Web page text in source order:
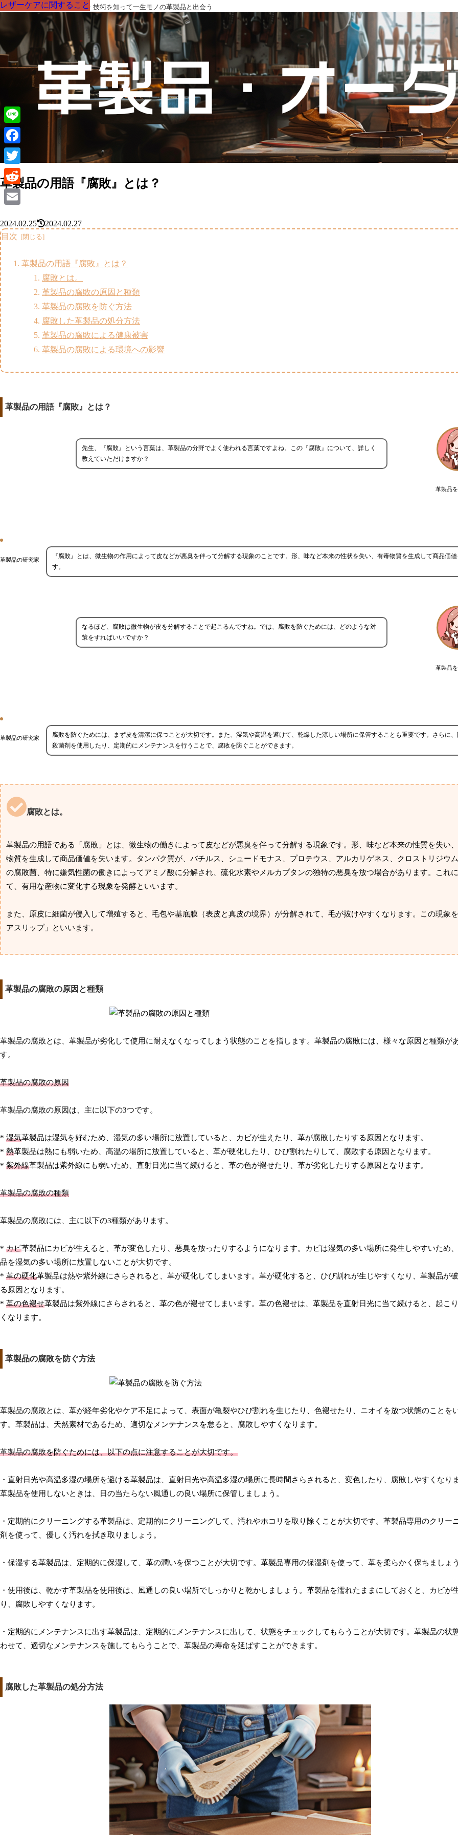
革製品の部品の呼び名・素材・技術を知って一生モノの革製品と出会う
革製品の用語『腐敗』とは？
レザーケアに関すること
2024.02.25
2024.02.27
目次
革製品の用語『腐敗』とは？
腐敗とは。
革製品の腐敗の原因と種類
革製品の腐敗を防ぐ方法
腐敗した革製品の処分方法
革製品の腐敗による健康被害
革製品の腐敗による環境への影響
革製品の用語『腐敗』とは？
革製品
先生、『腐敗』という言葉は、革製品の分野でよく使われる言葉ですよね。この『腐敗』について、詳しく
教えていただけますか？
革製品の研究家
『腐敗』とは、微生物の作用によって皮などが悪臭を伴って分解する現象のことです。形、味など本来の性状を失い、有毒物質を生成して商品価
す。
革製品
なるほど、腐敗は微生物が皮を分解することで起こるんですね。では、腐敗を防ぐためには、どのような対
策をすればいいですか？
革製品の研究家
腐敗を防ぐためには、まず皮を清潔に保つことが大切です。また、湿気や高温を避けて、乾燥した涼しい場所に保管することも重要です。さらに
殺菌剤を使用したり、定期的にメンテナンスを行うことで、腐敗を防ぐことができます。
腐敗とは。
革製品の用語である「腐敗」とは、微生物の働きによって皮などが悪臭を伴って分解する現象です。形、味など本来の性質を失い
物質を生成して商品価値を失います。タンパク質が、バチルス、シュードモナス、プロテウス、アルカリゲネス、クロストリジウ
の腐敗菌、特に嫌気性菌の働きによってアミノ酸に分解され、硫化水素やメルカプタンの独特の悪臭を放つ場合があります。これ
て、有用な産物に変化する現象を発酵といいます。
また、原皮に細菌が侵入して増殖すると、毛包や基底膜（表皮と真皮の境界）が分解されて、毛が抜けやすくなります。この現象
アスリップ」といいます。
革製品の腐敗の原因と種類
革製品の腐敗とは、革製品が劣化して使用に耐えなくなってしまう状態のことを指します。革製品の腐敗には、様々な原因と種類が
す。
革製品の腐敗の原因
革製品の腐敗の原因は、主に以下の3つです。
* 湿気革製品は湿気を好むため、湿気の多い場所に放置していると、カビが生えたり、革が腐敗したりする原因となります。
* 熱革製品は熱にも弱いため、高温の場所に放置していると、革が硬化したり、ひび割れたりして、腐敗する原因となります。
* 紫外線革製品は紫外線にも弱いため、直射日光に当て続けると、革の色が褪せたり、革が劣化したりする原因となります。
革製品の腐敗の種類
革製品の腐敗には、主に以下の3種類があります。
* カビ革製品にカビが生えると、革が変色したり、悪臭を放ったりするようになります。カビは湿気の多い場所に発生しやすいため
品を湿気の多い場所に放置しないことが大切です。
* 革の硬化革製品は熱や紫外線にさらされると、革が硬化してしまいます。革が硬化すると、ひび割れが生じやすくなり、革製品が
る原因となります。
* 革の色褪せ革製品は紫外線にさらされると、革の色が褪せてしまいます。革の色褪せは、革製品を直射日光に当て続けると、起こ
くなります。
革製品の腐敗を防ぐ方法
革製品の腐敗とは、革が経年劣化やケア不足によって、表面が亀裂やひび割れを生じたり、色褪せたり、ニオイを放つ状態のことを
す。革製品は、天然素材であるため、適切なメンテナンスを怠ると、腐敗しやすくなります。
革製品の腐敗を防ぐためには、以下の点に注意することが大切です。
・直射日光や高温多湿の場所を避ける革製品は、直射日光や高温多湿の場所に長時間さらされると、変色したり、腐敗しやすくなり
革製品を使用しないときは、日の当たらない風通しの良い場所に保管しましょう。
・定期的にクリーニングする革製品は、定期的にクリーニングして、汚れやホコリを取り除くことが大切です。革製品専用のクリー
剤を使って、優しく汚れを拭き取りましょう。
・保湿する革製品は、定期的に保湿して、革の潤いを保つことが大切です。革製品専用の保湿剤を使って、革を柔らかく保ちましょ
・使用後は、乾かす革製品を使用後は、風通しの良い場所でしっかりと乾かしましょう。革製品を濡れたままにしておくと、カビが
り、腐敗しやすくなります。
・定期的にメンテナンスに出す革製品は、定期的にメンテナンスに出して、状態をチェックしてもらうことが大切です。革製品の状
わせて、適切なメンテナンスを施してもらうことで、革製品の寿命を延ばすことができます。
腐敗した革製品の処分方法
レザーケアに関すること
レザーケアに関すること
レザーケアに関すること
レザーケアに関すること
レザーケアに関すること
レザーケアに関すること
Line
Facebook
Twitter
Reddit